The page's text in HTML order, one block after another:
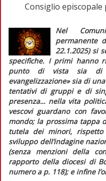
Consiglio
Nel
permanente
22.1.2025) si
specifiche. I primi hanno
punto di vista sia
evangelizzazione»sia di una
tentativi di gruppi e di
presenza… nella vita
vescovi guardano con
mondo; la prossima tappa
tutela dei minori,
sviluppo dell’indagine
(senza menzioni della
rapporto della diocesi di
numeroa p. 118); e infine